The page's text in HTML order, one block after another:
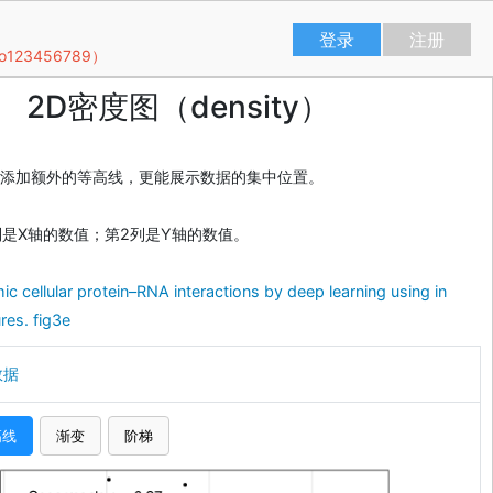
）
注册
登录
2D密度图（density）
加额外的等高线，更能展示数据的集中位置。
X轴的数值；第2列是Y轴的数值。
cellular protein–RNA interactions by deep learning using in
fig3e
据
渐变 阶梯